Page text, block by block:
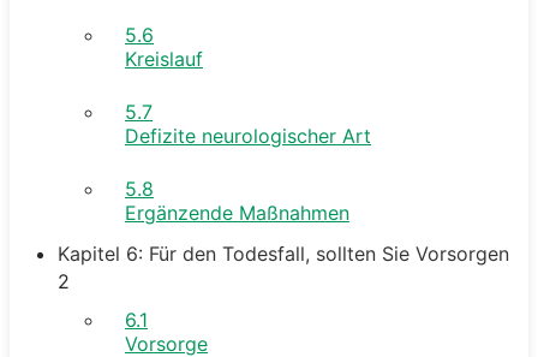
5.6
Kreislauf
5.7
Defizite neurologischer Art
5.8
Ergänzende Maßnahmen
Kapitel 6: Für den Todesfall, sollten Sie Vorsorgen
2
6.1
Vorsorge